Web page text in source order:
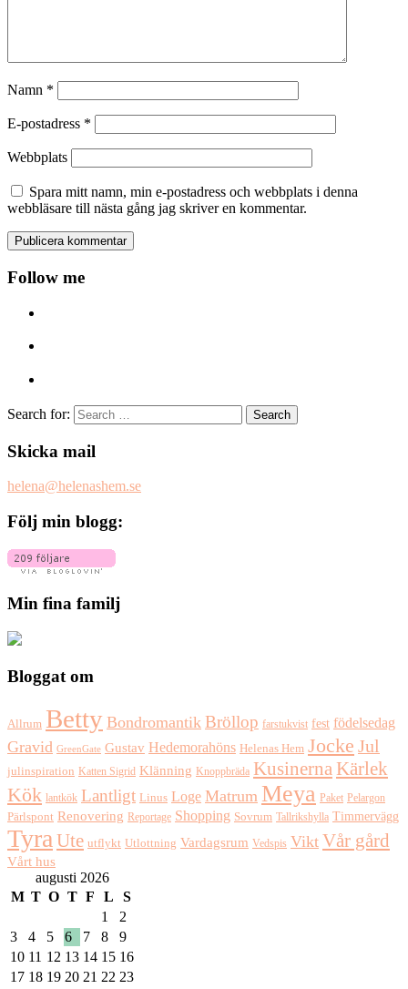
Namn *
E-postadress *
Webbplats
Spara mitt namn, min e-postadress och webbplats i denna
webbläsare till nästa gång jag skriver en kommentar.
Follow me
Search for:
Skicka mail
helena@helenashem.se
Följ min blogg:
Min fina familj
Bloggat om
Allrum Betty Bondromantik Bröllop farstukvist fest födelsedag
Gravid GreenGate Gustav Hedemorahöns Helenas Hem Jocke Jul
julinspiration Katten Sigrid Klänning Knoppbräda Kusinerna Kärlek
Kök lantkök Lantligt Linus Loge Matrum Meya Paket Pelargon
Pärlspont Renovering Reportage Shopping Sovrum Tallrikshylla Timmervägg
Tyra Ute utflykt Utlottning Vardagsrum Vedspis Vikt Vår gård
Vårt hus
augusti 2026
M T O T F L
S
1
2
3
4 5 6 7 8
9
10 11 12 13 14 15 16
17 18 19 20 21 22 23